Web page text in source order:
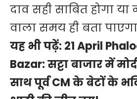
दाव सही साबित होगा
वाला समय ही बता
यह भी पढ़ें: 21 April
Bazar: सट्टा बाजार में
साथ पूर्व CM के बेटों के